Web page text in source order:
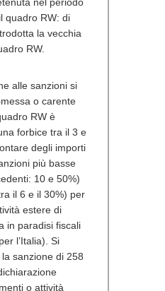
quadro RW: di
la vecchia
RW.
alle sanzioni si
o carente
RW è
forbice tra il 3 e
degli importi
più basse
10 e 50%)
il 6 e il 30%) per
estere di
in paradisi fiscali
l’Italia). Si
sanzione di 258
o attività